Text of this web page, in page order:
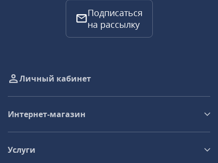
Подписаться
на рассылку
Личный кабинет
Интернет-магазин
Услуги